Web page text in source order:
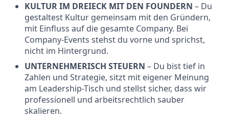
KULTUR IM DREIECK MIT DEN FOUNDERN – Du
gestaltest Kultur gemeinsam mit den Gründern,
mit Einfluss auf die gesamte Company. Bei
Company-Events stehst du vorne und sprichst,
nicht im Hintergrund.
UNTERNEHMERISCH STEUERN – Du bist tief in
Zahlen und Strategie, sitzt mit eigener Meinung
am Leadership-Tisch und stellst sicher, dass wir
professionell und arbeitsrechtlich sauber
skalieren.